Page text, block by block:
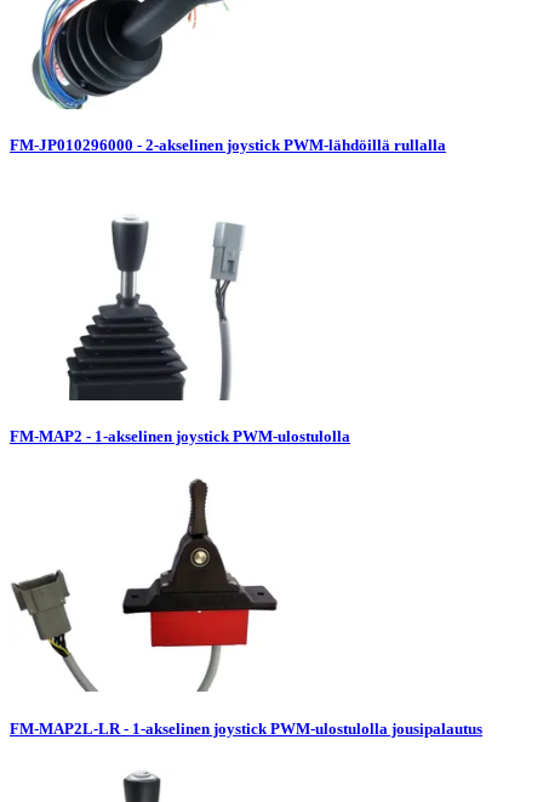
FM-JP010296000 - 2-akselinen joystick PWM-lähdöillä rullalla
FM-MAP2 - 1-akselinen joystick PWM-ulostulolla
FM-MAP2L-LR - 1-akselinen joystick PWM-ulostulolla jousipalautus